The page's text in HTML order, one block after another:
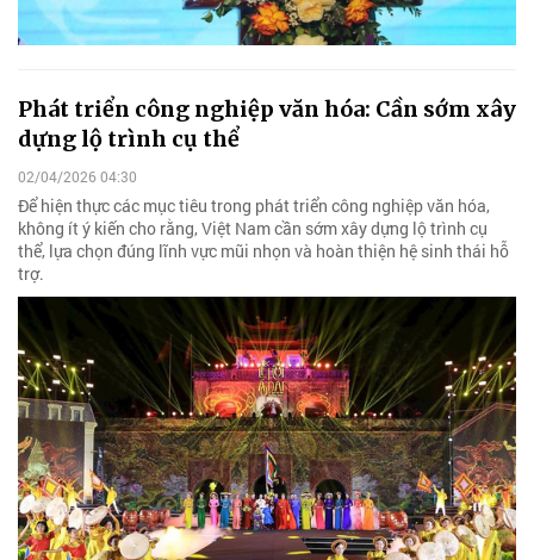
Phát triển công nghiệp văn hóa: Cần sớm xây
dựng lộ trình cụ thể
02/04/2026 04:30
Để hiện thực các mục tiêu trong phát triển công nghiệp văn hóa,
không ít ý kiến cho rằng, Việt Nam cần sớm xây dựng lộ trình cụ
thể, lựa chọn đúng lĩnh vực mũi nhọn và hoàn thiện hệ sinh thái hỗ
trợ.